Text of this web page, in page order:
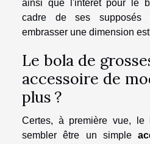
ainsi que l'intérêt pour le
cadre de ses supposés
embrasser une dimension
Le bola de
accessoire de
plus ?
Certes, à première vue, le
sembler être un simple